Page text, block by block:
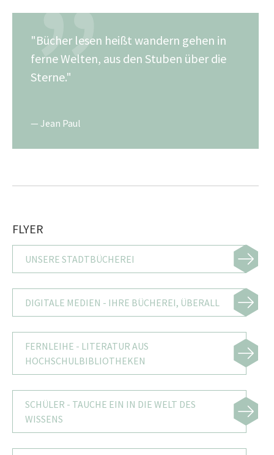
"Bücher lesen heißt wandern gehen in
ferne Welten, aus den Stuben über die
Sterne."
Jean Paul
FLYER
UNSERE STADTBÜCHEREI
DIGITALE MEDIEN - IHRE BÜCHEREI, ÜBERALL
FERNLEIHE - LITERATUR AUS
HOCHSCHULBIBLIOTHEKEN
SCHÜLER - TAUCHE EIN IN DIE WELT DES
WISSENS